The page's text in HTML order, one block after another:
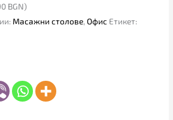
BGN)
Масажни столове,Офис Етикет: